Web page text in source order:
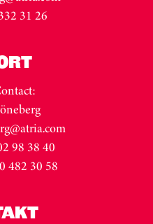
31 26
98 38 40
482 30 58